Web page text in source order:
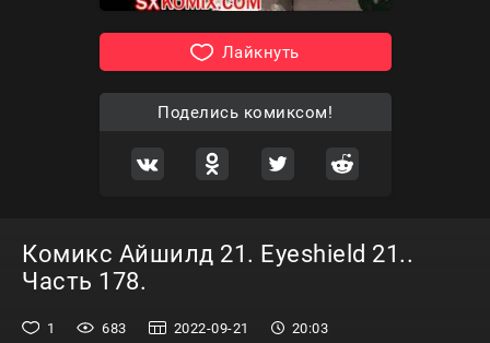
Лайкнуть
Поделись комиксом!
Комикс Айшилд 21. Eyeshield 21..
Часть 178.
1 683 2022-09-21 20:03